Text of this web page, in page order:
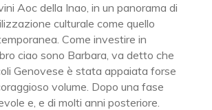
Aoc della Inao, in un panorama di
culturale come quello
Come investire in
ciao sono Barbara, va detto che
Genovese è stata appaiata forse
volume. Dopo una fase
e, e di molti anni posteriore.